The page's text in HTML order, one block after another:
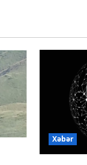
Xəbər